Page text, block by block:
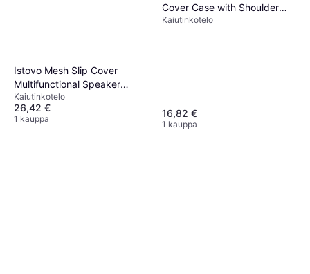
Istovo Mesh Slip Cover
Multifunctional Speaker
Protective Case
Kaiutinkotelo
26,42 €
1 kauppa
Cover Case with Shoulder
Strap
Kaiutinkotelo
16,82 €
1 kauppa